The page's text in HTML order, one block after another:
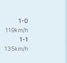
1-0
119km/h
1-1
135km/h